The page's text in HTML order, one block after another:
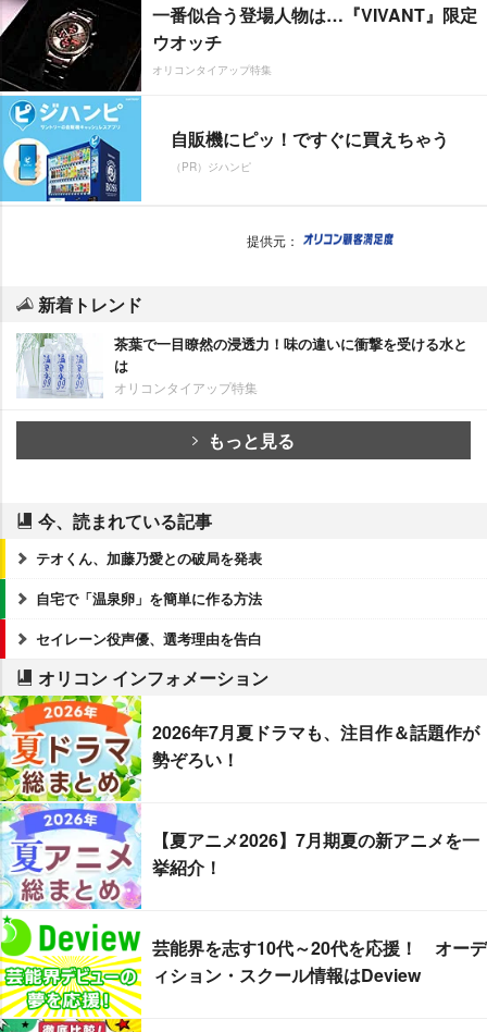
一番似合う登場人物は…『VIVANT』限定
ウオッチ
オリコンタイアップ特集
自販機にピッ！ですぐに買えちゃう
（PR）ジハンピ
提供元：
新着トレンド
茶葉で一目瞭然の浸透力！味の違いに衝撃を受ける水と
は
オリコンタイアップ特集
もっと見る
今、読まれている記事
テオくん、加藤乃愛との破局を発表
自宅で「温泉卵」を簡単に作る方法
セイレーン役声優、選考理由を告白
オリコン インフォメーション
2026年7月夏ドラマも、注目作＆話題作が
勢ぞろい！
【夏アニメ2026】7月期夏の新アニメを一
挙紹介！
芸能界を志す10代～20代を応援！ オーデ
ィション・スクール情報はDeview